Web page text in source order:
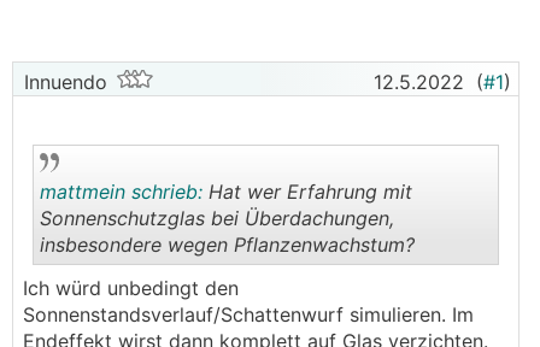
Innuendo 12.5.2022 (#1)
mattmein schrieb: Hat wer Erfahrung mit
Sonnenschutzglas bei Überdachungen,
insbesondere wegen Pflanzenwachstum?
Ich würd unbedingt den
Sonnenstandsverlauf/Schattenwurf simulieren. Im
Endeffekt wirst dann komplett auf Glas verzichten.